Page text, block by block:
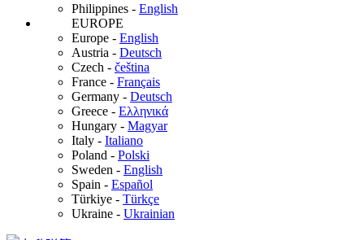
Philippines - English
EUROPE
Europe - English
Austria - Deutsch
Czech - čeština
France - Français
Germany - Deutsch
Greece - Ελληνικά
Hungary - Magyar
Italy - Italiano
Poland - Polski
Sweden - English
Spain - Español
Türkiye - Türkçe
Ukraine - Ukrainian